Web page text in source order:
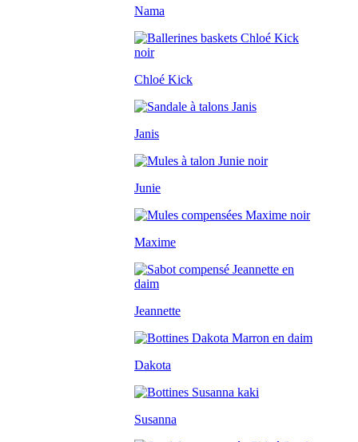
Nama
Chloé Kick
Janis
Junie
Maxime
Jeannette
Dakota
Susanna